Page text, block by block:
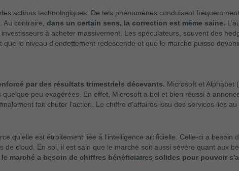
actions technologiques. De tels phénomènes conduisent
contraire, dans un certain sens, la correction est même saine.
à acheter massivement. Les spéculateurs, souvent des
le niveau d’endettement redescende et que le marché puisse
par des résultats trimestriels décevants. Microsoft et Alphabet
peu exagérées. En effet, Microsoft a bel et bien réussi à
fait chuter l’action. Le chiffre d'affaires issu des services liés
qu’elle est étroitement liée à l’intelligence artificielle. Celle-ci a besoin
cloud. En soi, il est sain que le marché soit aussi sévère quant aux
marché a besoin de chiffres bénéficiaires solides pour pouvoir